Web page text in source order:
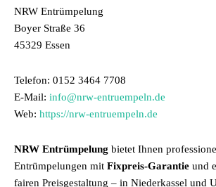
NRW Entrümpelung
Boyer Straße 36
45329 Essen
Telefon: 0152 3464 7708
E-Mail: info@nrw-entruempeln.de
Web: https://nrw-entruempeln.de
NRW Entrümpelung bietet Ihnen
Entrümpelungen mit Fixpreis-Garantie und
fairen Preisgestaltung – in Niederkassel und